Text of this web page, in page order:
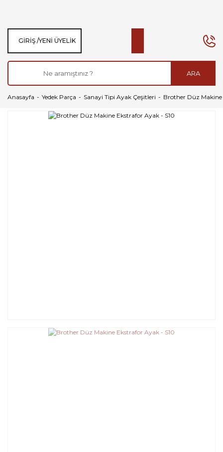
ARA
GIRIŞ /YENI ÜYELIK
Anasayfa Yedek Parça Sanayi Tipi Ayak Çeşitleri Brother Düz